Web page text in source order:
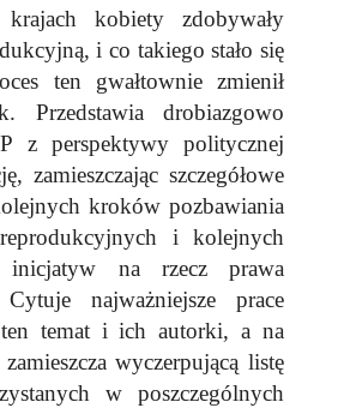
kobiety zdobywały
i co takiego stało się
ten gwałtownie zmienił
Przedstawia drobiazgowo
z perspektywy politycznej
zamieszczając szczegółowe
kroków pozbawiania
i kolejnych
inicjatyw na rzecz prawa
najważniejsze prace
ten temat i ich autorki, a na
wyczerpującą listę
w poszczególnych